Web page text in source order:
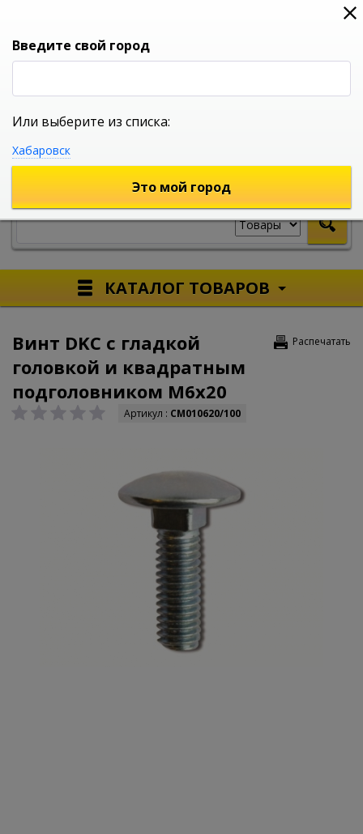
0
УНИВЕРСАЛЬНЫЙ ИНТЕРНЕТ МАГАЗИН
КАТАЛОГ ТОВАРОВ
Распечатать
Винт DKC с гладкой
головкой и квадратным
подголовником М6х20
Артикул : CM010620/100
Введите свой город
Или выберите из списка:
Хабаровск
Это мой город